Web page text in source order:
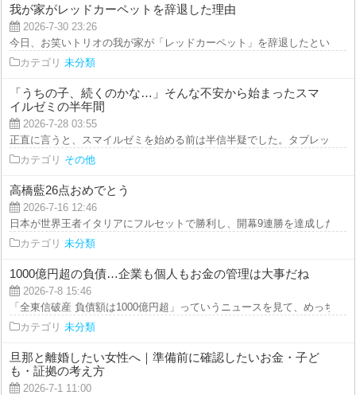
我が家がレッドカーペットを辞退した理由
2026-7-30 23:26
今日、お笑いトリオの我が家が「レッドカーペット」を辞退したというニ
カテゴリ 未分類
「うちの子、続くのかな…」そんな不安から始まったスマ
イルゼミの半年間
2026-7-28 03:55
正直に言うと、スマイルゼミを始める前は半信半疑でした。タブレット学
カテゴリ その他
高橋藍26点おめでとう
2026-7-16 12:46
日本が世界王者イタリアにフルセットで勝利し、開幕9連勝を達成したと
カテゴリ 未分類
1000億円超の負債…企業も個人もお金の管理は大事だね
2026-7-8 15:46
「全東信破産 負債額は1000億円超」っていうニュースを見て、めっちゃ
カテゴリ 未分類
旦那と離婚したい女性へ｜準備前に確認したいお金・子ど
も・証拠の考え方
2026-7-1 11:00